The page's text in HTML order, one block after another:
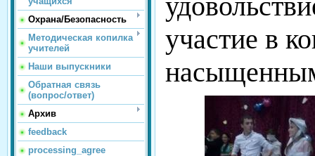
Охрана/Безопасность
Методическая копилка
учителей
Наши выпускники
Обратная связь
(вопрос/ответ)
Архив
feedback
processing_agree
участие в